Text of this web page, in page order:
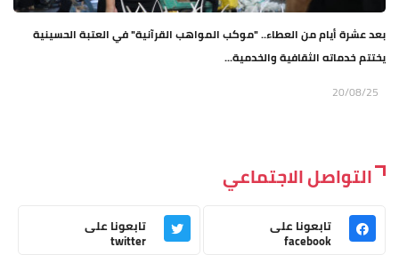
بعد عشرة أيام من العطاء.. "موكب المواهب القرآنية" في العتبة الحسينية
يختتم خدماته الثقافية والخدمية...
20/08/25
التواصل الاجتماعي
تابعونا على
facebook
تابعونا على
twitter